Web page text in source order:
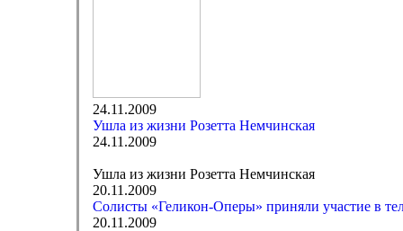
24.11.2009
Ушла из жизни Розетта Немчинская
24.11.2009
Ушла из жизни Розетта Немчинская
20.11.2009
Солисты «Геликон-Оперы» приняли участие в
20.11.2009